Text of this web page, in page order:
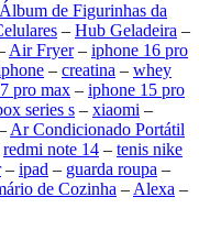
Álbum de Figurinhas da
– Hub Geladeira –
Air Fryer– iphone 16 pro
– creatina – whey
pro max – iphone 15 pro
series s – xiaomi –
Ar Condicionado Portátil
redmi note 14 – tenis nike
– ipad – guarda roupa –
de Cozinha –Alexa –